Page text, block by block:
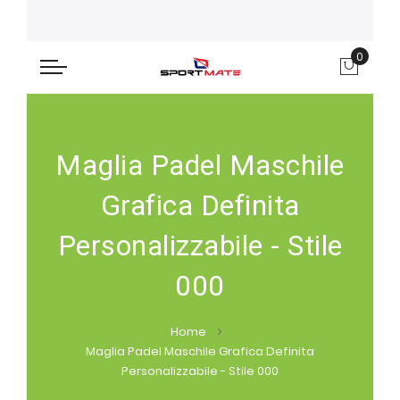
0
Maglia Padel Maschile
Grafica Definita
Personalizzabile - Stile
000
Home
Maglia Padel Maschile Grafica Definita
Personalizzabile - Stile 000